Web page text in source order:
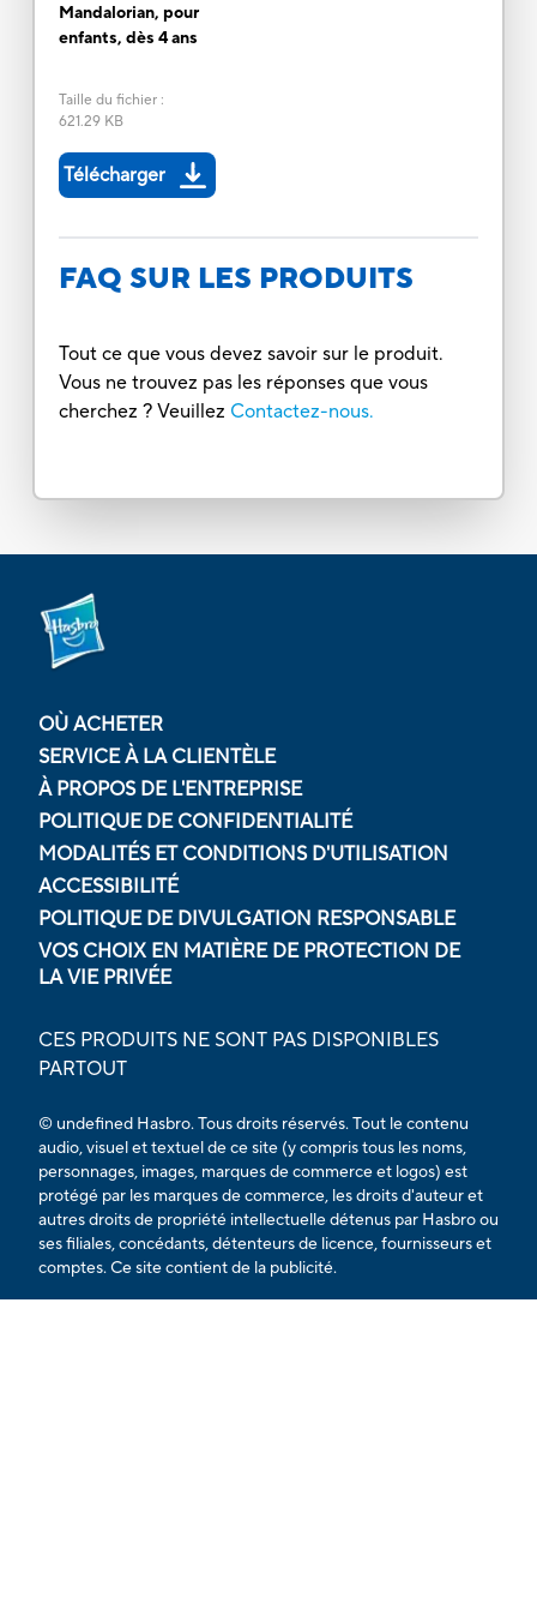
Mandalorian, pour
enfants, dès 4 ans
Taille du fichier:
621.29 KB
Télécharger
FAQ SUR LES PRODUITS
Tout ce que vous devez savoir sur le produit.
Vous ne trouvez pas les réponses que vous
cherchez ? Veuillez Contactez-nous.
OÙ ACHETER
SERVICE À LA CLIENTÈLE
À PROPOS DE L'ENTREPRISE
POLITIQUE DE CONFIDENTIALITÉ
MODALITÉS ET CONDITIONS D'UTILISATION
ACCESSIBILITÉ
POLITIQUE DE DIVULGATION RESPONSABLE
VOS CHOIX EN MATIÈRE DE PROTECTION DE
LA VIE PRIVÉE
CES PRODUITS NE SONT PAS DISPONIBLES
PARTOUT
© undefined Hasbro. Tous droits réservés. Tout le contenu
audio, visuel et textuel de ce site (y compris tous les noms,
personnages, images, marques de commerce et logos) est
protégé par les marques de commerce, les droits d'auteur et
autres droits de propriété intellectuelle détenus par Hasbro ou
ses filiales, concédants, détenteurs de licence, fournisseurs et
comptes. Ce site contient de la publicité.